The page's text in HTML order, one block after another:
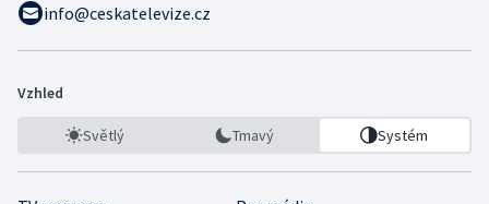
info@ceskatelevize.cz
Vzhled
Světlý Tmavý Systém